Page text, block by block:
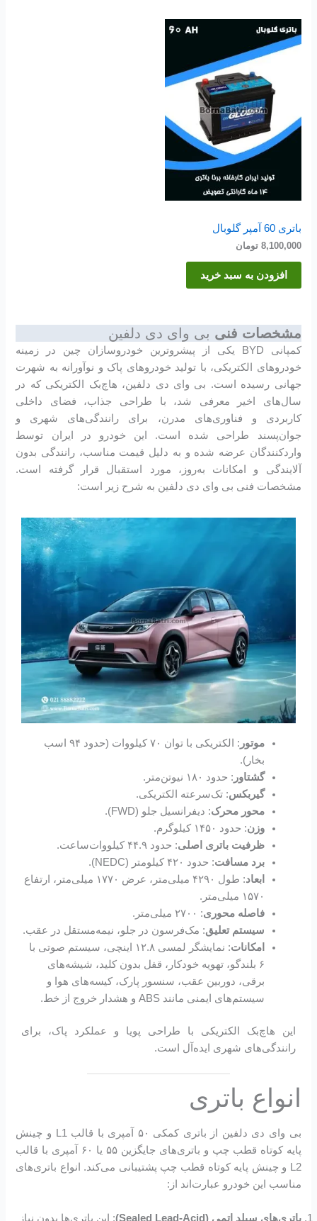
باتری 60 آمپر گلوبال
8,100,000 تومان
افزودن به سبد خرید
مشخصات فنی بی وای دی دلفین
کمپانی BYD یکی از پیشروترین خودروسازان چین در زمینه
خودروهای الکتریکی، با تولید خودروهای پاک و نوآورانه به شهرت
جهانی رسیده است. بی وای دی دلفین، هاچ‌بک الکتریکی که در
سال‌های اخیر معرفی شد، با طراحی جذاب، فضای داخلی
کاربردی و فناوری‌های مدرن، برای رانندگی‌های شهری و
جوان‌پسند طراحی شده است. این خودرو در ایران توسط
واردکنندگان عرضه شده و به دلیل قیمت مناسب، رانندگی بدون
آلایندگی و امکانات به‌روز، مورد استقبال قرار گرفته است.
مشخصات فنی بی وای دی دلفین به شرح زیر است:
موتور
: الکتریکی با توان ۷۰ کیلووات (حدود ۹۴ اسب
بخار).
گشتاور : حدود ۱۸۰ نیوتن‌متر.
گیربکس: تک‌سرعته الکتریکی.
محور محرک: دیفرانسیل جلو (FWD).
وزن: حدود ۱۴۵۰ کیلوگرم.
ظرفیت باتری اصلی: حدود ۴۴.۹ کیلووات‌ساعت.
برد مسافت: حدود ۴۲۰ کیلومتر (NEDC).
ابعاد
: طول ۴۲۹۰ میلی‌متر، عرض ۱۷۷۰ میلی‌متر، ارتفاع
۱۵۷۰ میلی‌متر.
فاصله محوری: ۲۷۰۰ میلی‌متر.
سیستم تعلیق: مک‌فرسون در جلو، نیمه‌مستقل در عقب.
امکانات
: نمایشگر لمسی ۱۲.۸ اینچی، سیستم صوتی با
۶ بلندگو، تهویه خودکار، قفل بدون کلید، شیشه‌های
برقی، دوربین عقب، سنسور پارک، کیسه‌های هوا و
سیستم‌های ایمنی مانند ABS و هشدار خروج از خط.
این هاچ‌بک الکتریکی با طراحی پویا و عملکرد پاک، برای
رانندگی‌های شهری ایده‌آل است.
انواع باتری
بی وای دی دلفین از باتری کمکی ۵۰ آمپری با قالب L1 و چینش
پایه کوتاه قطب چپ و باتری‌های جایگزین ۵۵ یا ۶۰ آمپری با قالب
L2 و چینش پایه کوتاه قطب چپ پشتیبانی می‌کند. انواع باتری‌های
مناسب این خودرو عبارت‌اند از:
باتری‌های سیلد اتمی (Sealed Lead-Acid) : این باتری‌ها بدون نیاز